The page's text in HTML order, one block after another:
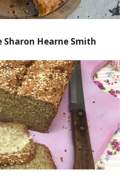
Sharon Hearne Smith